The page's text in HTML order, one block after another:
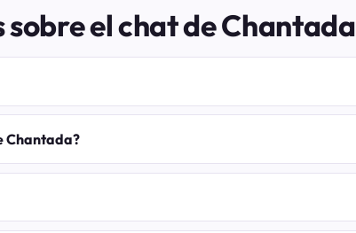
el chat de Chantada
Chantada?